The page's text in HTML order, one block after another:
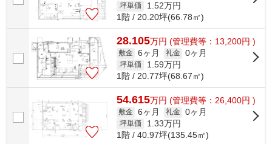
坪単価 1.52万円
1階 / 20.20坪(66.78㎡)
28.105万円 (管理費等：13,200円 )
敷金 6ヶ月 礼金 0ヶ月
坪単価 1.59万円
1階 / 20.77坪(68.67㎡)
54.615万円 (管理費等：26,400円 )
敷金 6ヶ月 礼金 0ヶ月
坪単価 1.33万円
1階 / 40.97坪(135.45㎡)